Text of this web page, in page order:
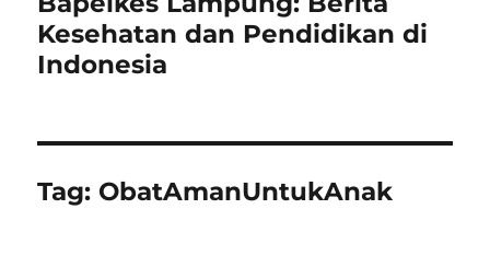
Kesehatan dan Pendidikan di
Indonesia
Tag: ObatAmanUntukAnak